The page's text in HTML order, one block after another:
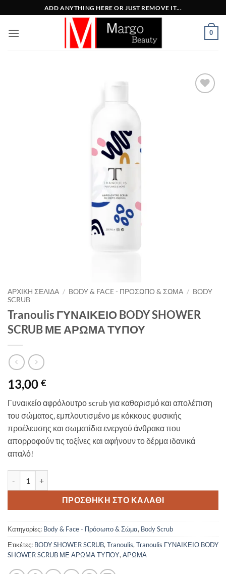
στο
περιεχόμενο
ADD ANYTHING HERE OR JUST REMOVE IT...
0
ΑΡΧΙΚΉ ΣΕΛΊΔΑ / BODY & FACE - ΠΡΌΣΩΠΟ & ΣΏΜΑ / BODY
SCRUB
Tranoulis ΓΥΝΑΙΚΕΙΟ BODY SHOWER
SCRUB ΜΕ ΑΡΩΜΑ ΤΥΠΟΥ
13,00 €
Γυναικείο αφρόλουτρο scrub για καθαρισμό και απολέπιση
του σώματος, εμπλουτισμένο με κόκκους φυσικής
προέλευσης και σωματίδια ενεργού άνθρακα που
απορροφούν τις τοξίνες και αφήνουν το δέρμα ιδανικά
απαλό!
ΠΡΟΣΘΉΚΗ ΣΤΟ ΚΑΛΆΘΙ
Κατηγορίες: Body & Face - Πρόσωπο & Σώμα, Body Scrub
Ετικέτες: BODY SHOWER SCRUB, Tranoulis, Tranoulis ΓΥΝΑΙΚΕΙΟ BODY
SHOWER SCRUB ΜΕ ΑΡΩΜΑ ΤΥΠΟΥ, ΑΡΩΜΑ